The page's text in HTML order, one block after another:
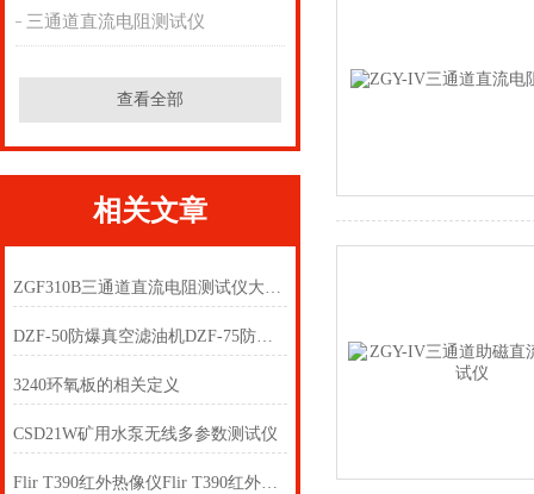
三通道直流电阻测试仪
查看全部
相关文章
ZGF310B三通道直流电阻测试仪大量供应
DZF-50防爆真空滤油机DZF-75防爆真空滤油机
3240环氧板的相关定义
CSD21W矿用水泵无线多参数测试仪
Flir T390红外热像仪Flir T390红外热像仪